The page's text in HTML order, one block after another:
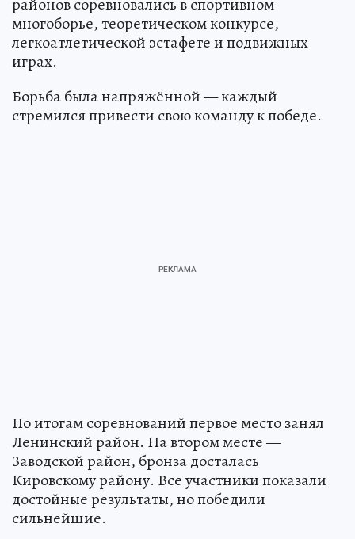
районов соревновались в спортивном
многоборье, теоретическом конкурсе,
легкоатлетической эстафете и подвижных
играх.
Борьба была напряжённой — каждый
стремился привести свою команду к победе.
По итогам соревнований первое место занял
Ленинский район. На втором месте —
Заводской район, бронза досталась
Кировскому району. Все участники показали
достойные результаты, но победили
сильнейшие.